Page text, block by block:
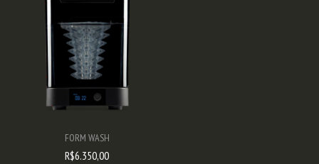
FORM WASH
R$6.350,00